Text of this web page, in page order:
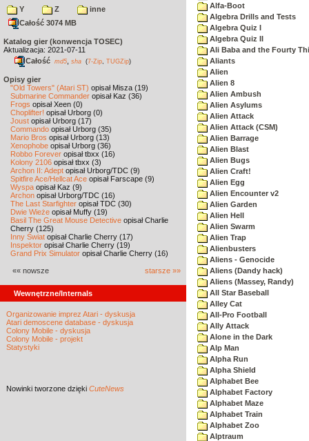
Y
Z
inne
Całość 3074 MB
Katalog gier (konwencja TOSEC)
Aktualizacja: 2021-07-11
Całość md5 sha (7-Zip TUGZip)
Opisy gier
"Old Towers" (Atari ST) opisał Misza (19)
Submarine Commander opisał Kaz (36)
Frogs opisał Xeen (0)
Choplifter! opisał Urborg (0)
Joust opisał Urborg (17)
Commando opisał Urborg (35)
Mario Bros opisał Urborg (13)
Xenophobe opisał Urborg (36)
Robbo Forever opisał tbxx (16)
Kolony 2106 opisał tbxx (3)
Archon II: Adept opisał Urborg/TDC (9)
Spitfire Ace/Hellcat Ace opisał Farscape (9)
Wyspa opisał Kaz (9)
Archon opisał Urborg/TDC (16)
The Last Starfighter opisał TDC (30)
Dwie Wieże opisał Muffy (19)
Basil The Great Mouse Detective opisał Charlie
Cherry (125)
Inny Świat opisał Charlie Cherry (17)
Inspektor opisał Charlie Cherry (19)
Grand Prix Simulator opisał Charlie Cherry (16)
«« nowsze starsze »»
Wewnętrzne/Internals
Organizowanie imprez Atari - dyskusja
Atari demoscene database - dyskusja
Colony Mobile - dyskusja
Colony Mobile - projekt
Statystyki
Nowinki tworzone dzięki CuteNews
Alfa-Boot
Algebra Drills and Tests
Algebra Quiz I
Algebra Quiz II
Ali Baba and the Fourty
Aliants
Alien
Alien 8
Alien Ambush
Alien Asylums
Alien Attack
Alien Attack (CSM)
Alien Barrage
Alien Blast
Alien Bugs
Alien Craft!
Alien Egg
Alien Encounter v2
Alien Garden
Alien Hell
Alien Swarm
Alien Trap
Alienbusters
Aliens - Genocide
Aliens (Dandy hack)
Aliens (Massey, Randy)
All Star Baseball
Alley Cat
All-Pro Football
Ally Attack
Alone in the Dark
Alp Man
Alpha Run
Alpha Shield
Alphabet Bee
Alphabet Factory
Alphabet Maze
Alphabet Train
Alphabet Zoo
Alptraum